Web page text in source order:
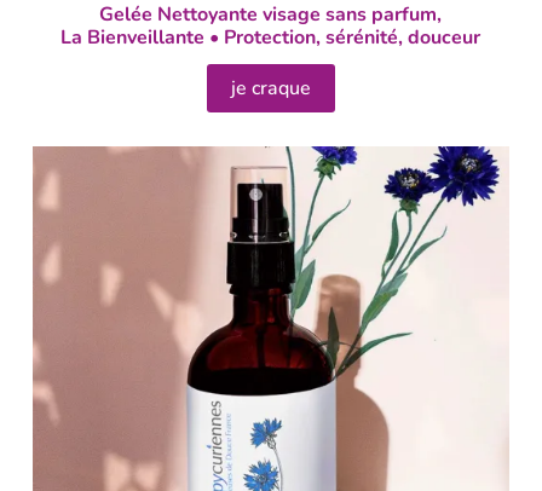
Gelée Nettoyante visage sans parfum,
La Bienveillante • Protection, sérénité, douceur
je craque